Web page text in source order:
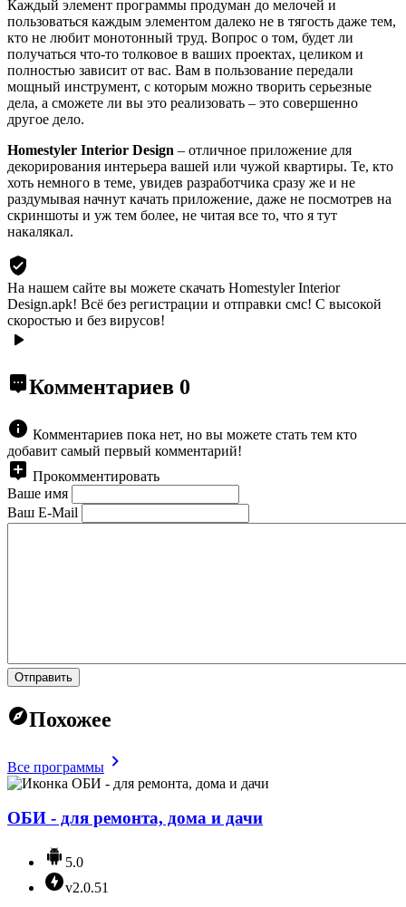
Каждый элемент программы продуман до мелочей и
пользоваться каждым элементом далеко не в тягость даже тем,
кто не любит монотонный труд. Вопрос о том, будет ли
получаться что-то толковое в ваших проектах, целиком и
полностью зависит от вас. Вам в пользование передали
мощный инструмент, с которым можно творить серьезные
дела, а сможете ли вы это реализовать – это совершенно
другое дело.
Homestyler Interior Design – отличное приложение для
декорирования интерьера вашей или чужой квартиры. Те, кто
хоть немного в теме, увидев разработчика сразу же и не
раздумывая начнут качать приложение, даже не посмотрев на
скриншоты и уж тем более, не читая все то, что я тут
накалякал.
На нашем сайте вы можете скачать Homestyler Interior
Design.apk! Всё без регистрации и отправки смс! С высокой
скоростью и без вирусов!
Комментариев 0
Комментариев пока нет, но вы можете стать тем кто
добавит самый первый комментарий!
Прокомментировать
Ваше имя
Ваш E-Mail
Отправить
Похожее
Все программы
ОБИ - для ремонта, дома и дачи
5.0
v2.0.51